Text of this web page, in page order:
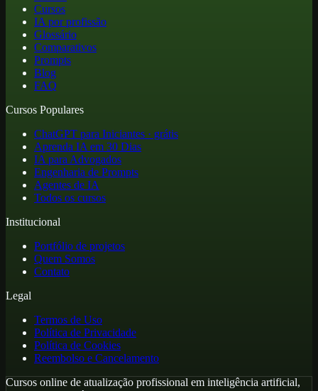
Cursos
IA por profissão
Glossário
Comparativos
Prompts
Blog
FAQ
Cursos Populares
ChatGPT para Iniciantes · grátis
Aprenda IA em 30 Dias
IA para Advogados
Engenharia de Prompts
Agentes de IA
Todos os cursos
Institucional
Portfólio de projetos
Quem Somos
Contato
Legal
Termos de Uso
Política de Privacidade
Política de Cookies
Reembolso e Cancelamento
Cursos online de atualização profissional em inteligência artificial,